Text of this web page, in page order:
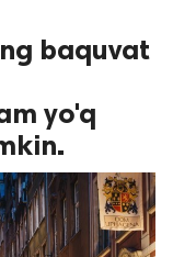
baquvat
yo'q